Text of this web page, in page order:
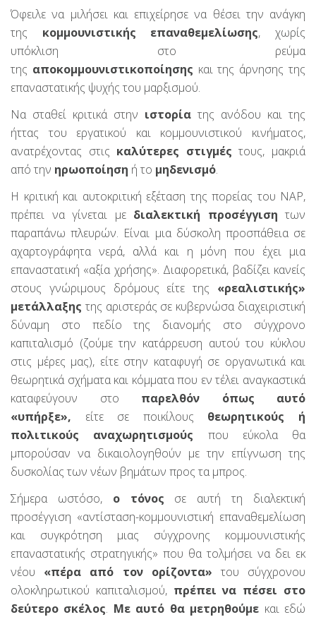
Όφειλε να μιλήσει και επιχείρησε να θέσει την ανάγκη
της κομμουνιστικής επαναθεμελίωσης, χωρίς
υπόκλιση στο ρεύμα
της αποκομμουνιστικοποίησης και της άρνησης της
επαναστατικής ψυχής του μαρξισμού.
Να σταθεί κριτικά στην ιστορία της ανόδου και της
ήττας του εργατικού και κομμουνιστικού κινήματος,
ανατρέχοντας στις καλύτερες στιγμές τους, μακριά
από την ηρωοποίηση ή το μηδενισμό.
Η κριτική και αυτοκριτική εξέταση της πορείας του ΝΑΡ,
πρέπει να γίνεται μεδιαλεκτική προσέγγιση των
παραπάνω πλευρών. Είναι μια δύσκολη προσπάθεια σε
αχαρτογράφητα νερά, αλλά και η μόνη που έχει μια
επαναστατική «αξία χρήσης». Διαφορετικά, βαδίζει κανείς
στους γνώριμους δρόμους είτε της «ρεαλιστικής»
μετάλλαξης της αριστεράς σε κυβερνώσα διαχειριστική
δύναμη στο πεδίο της διανομής στο σύγχρονο
καπιταλισμό (ζούμε την κατάρρευση αυτού του κύκλου
στις μέρες μας), είτε στην καταφυγή σε οργανωτικά και
θεωρητικά σχήματα και κόμματα που εν τέλει αναγκαστικά
καταφεύγουν στο παρελθόν όπως αυτό
«υπήρξε», είτε σε ποικίλους θεωρητικούς ή
πολιτικούς αναχωρητισμούς που εύκολα θα
μπορούσαν να δικαιολογηθούν με την επίγνωση της
δυσκολίας των νέων βημάτων προς τα μπρος.
Σήμερα ωστόσο, ο τόνος σε αυτή τη διαλεκτική
προσέγγιση «αντίσταση-κομμουνιστική επαναθεμελίωση
και συγκρότηση μιας σύγχρονης κομμουνιστικής
επαναστατικής στρατηγικής» που θα τολμήσει να δει εκ
νέου «πέρα από τον ορίζοντα» του σύγχρονου
ολοκληρωτικού καπιταλισμού, πρέπει να πέσει στο
δεύτερο σκέλος. Με αυτό θα μετρηθούμε και εδώ